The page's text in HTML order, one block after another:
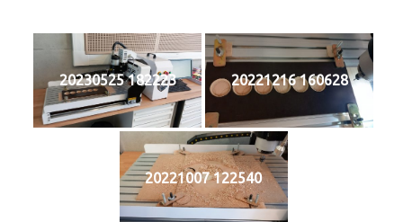
20230525 182223 20221216 160628
20221007 122540